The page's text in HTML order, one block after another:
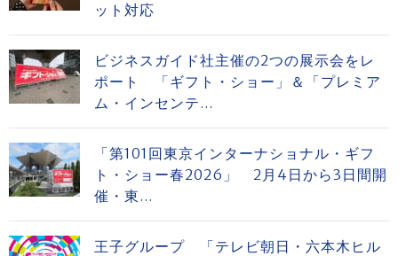
ット対応
ビジネスガイド社主催の2つの展示会をレ
ポート 「ギフト・ショー」＆「プレミア
ム・インセンテ...
「第101回東京インターナショナル・ギフ
ト・ショー春2026」 2月4日から3日間開
催・東...
王子グループ 「テレビ朝日・六本木ヒル